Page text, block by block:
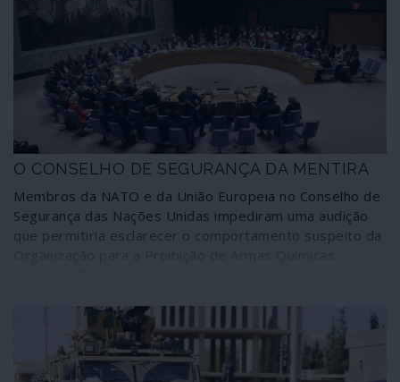
O CONSELHO DE SEGURANÇA DA MENTIRA
Membros da NATO e da União Europeia no Conselho de
Segurança das Nações Unidas impediram uma audição
que permitiria esclarecer o comportamento suspeito da
tenha sido encenado. O comportamento dos Estados
Unidos e aliados reforça vigorosamente esta
possibilidade de fraude.